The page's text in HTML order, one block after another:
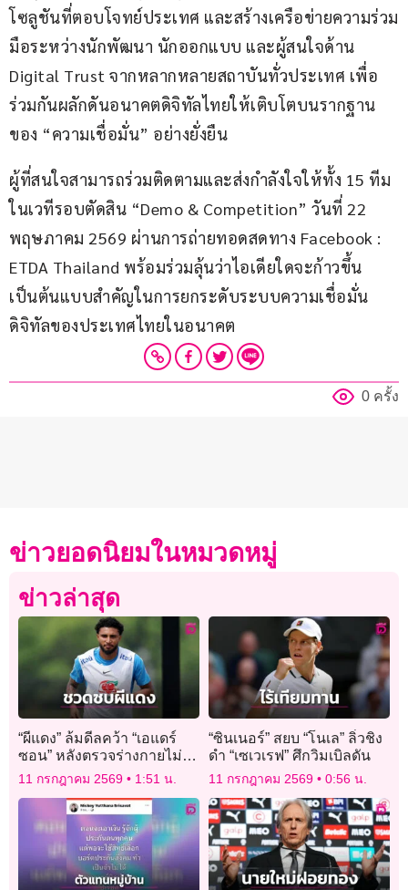
โซลูชันที่ตอบโจทย์ประเทศ และสร้างเครือข่ายความร่วม
มือระหว่างนักพัฒนา นักออกแบบ และผู้สนใจด้าน
Digital Trust จากหลากหลายสถาบันทั่วประเทศ เพื่อ
ร่วมกันผลักดันอนาคตดิจิทัลไทยให้เติบโตบนรากฐาน
ของ “ความเชื่อมั่น” อย่างยั่งยืน
ผู้ที่สนใจสามารถร่วมติดตามและส่งกำลังใจให้ทั้ง 15 ทีม
ในเวทีรอบตัดสิน “Demo & Competition” วันที่ 22
พฤษภาคม 2569 ผ่านการถ่ายทอดสดทาง Facebook :
ETDA Thailand พร้อมร่วมลุ้นว่าไอเดียใดจะก้าวขึ้น
เป็นต้นแบบสำคัญในการยกระดับระบบความเชื่อมั่น
ดิจิทัลของประเทศไทยในอนาคต
0 ครั้ง
ข่าวยอดนิยมในหมวดหมู่
ข่าวล่าสุด
“ผีแดง” ล้มดีลคว้า “เอแดร์
ซอน” หลังตรวจร่างกายไม่
ผ่าน
11 กรกฎาคม 2569 1:51 น.
“ซินเนอร์” สยบ “โนเล” ลิ่วชิง
ดำ “เซเวเรฟ” ศึกวิมเบิลดัน
11 กรกฎาคม 2569 0:56 น.